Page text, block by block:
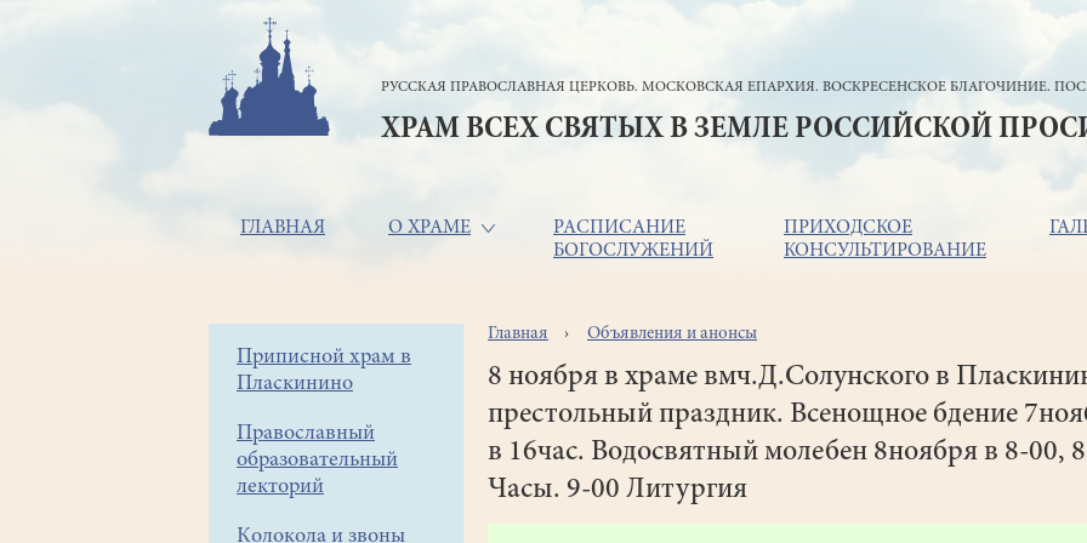
РУССКАЯ ПРАВОСЛАВНАЯ ЦЕРКОВЬ. МОСКОВСКАЯ ЕПАРХИЯ. ВОСКРЕСЕНСКОЕ БЛАГОЧИНИЕ.
ХРАМ ВСЕХ СВЯТЫХ В ЗЕМЛЕ РОССИЙСКОЙ
Основная
ГЛАВНАЯ О ХРАМЕ
РАСПИСАНИЕ
БОГОСЛУЖЕНИЙ
ПРИХОДСКОЕ
КОНСУЛЬТИРОВАНИЕ
Боковое
меню
Приписной храм в
Пласкинино
Православный
образовательный
лекторий
Колокола и звоны
Строка
навигации
Главная Объявления и анонсы
8 ноября в храме вмч.Д.Солунского в
престольный праздник. Всенощное бдение
в 16час. Водосвятный молебен 8ноября в 8-00,
Часы. 9-00 Литургия